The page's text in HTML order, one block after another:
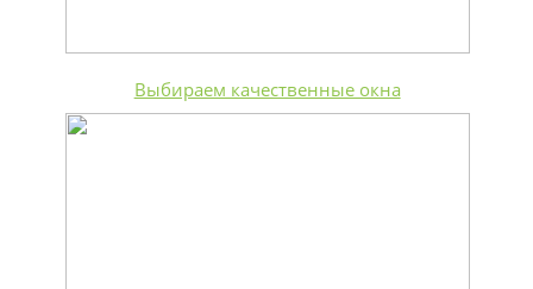
Выбираем качественные окна